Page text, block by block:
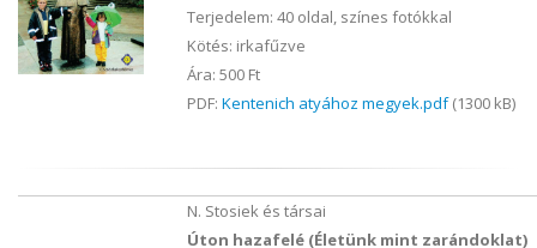
Terjedelem: 40 oldal, színes fotókkal
Kötés: irkafűzve
Ára: 500 Ft
PDF: Kentenich atyához megyek.pdf(1300 kB)
N. Stosiek és társai
Úton hazafelé (Életünk mint zarándoklat)